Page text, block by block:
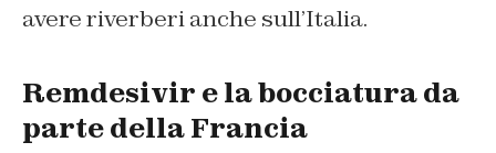
avere riverberi anche sull’Italia.
Remdesivir e la bocciatura da
parte della Francia